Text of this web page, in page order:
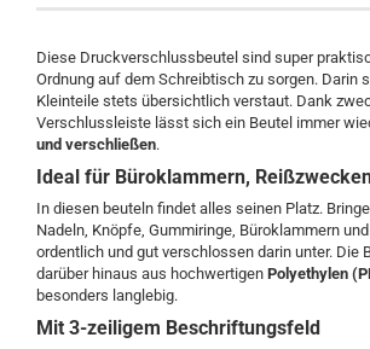
Diese Druckverschlussbeutel sind super
Ordnung auf dem Schreibtisch zu sorgen. Darin
Kleinteile stets übersichtlich verstaut. Dank
Verschlussleiste lässt sich ein Beutel immer
und verschließen.
Ideal für Büroklammern,
In diesen beuteln findet alles seinen Platz.
Nadeln, Knöpfe, Gummiringe, Büroklammern
ordentlich und gut verschlossen darin unter. Die
darüber hinaus aus hochwertigen Polyethylen
besonders langlebig.
Mit 3-zeiligem Beschriftungsfeld